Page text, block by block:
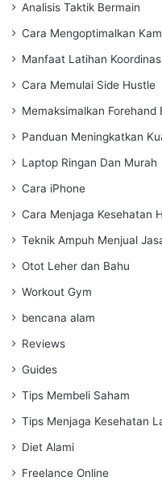
Analisis Taktik Bermain
Cara Mengoptimalkan
Manfaat Latihan
Cara Memulai Side Hustle
Memaksimalkan Forehand
Panduan Meningkatkan
Laptop Ringan Dan Murah
Cara iPhone
Cara Menjaga Kesehatan
Teknik Ampuh Menjual
Otot Leher dan Bahu
Workout Gym
bencana alam
Reviews
Guides
Tips Membeli Saham
Tips Menjaga Kesehatan
Diet Alami
Freelance Online